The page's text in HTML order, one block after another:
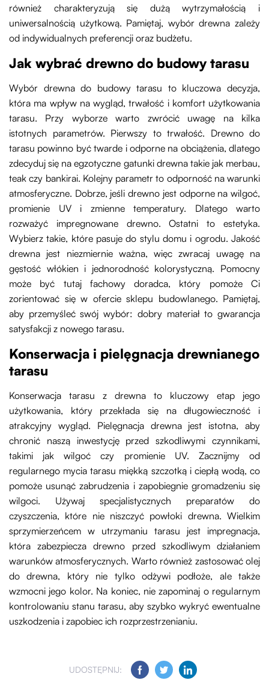
również charakteryzują się dużą wytrzymałością i
uniwersalnością użytkową. Pamiętaj, wybór drewna zależy
od indywidualnych preferencji oraz budżetu.
Jak wybrać drewno do budowy tarasu
Wybór drewna do budowy tarasu to kluczowa decyzja,
która ma wpływ na wygląd, trwałość i komfort użytkowania
tarasu. Przy wyborze warto zwrócić uwagę na kilka
istotnych parametrów. Pierwszy to trwałość. Drewno do
tarasu powinno być twarde i odporne na obciążenia, dlatego
zdecyduj się na egzotyczne gatunki drewna takie jak merbau,
teak czy bankirai. Kolejny parametr to odporność na warunki
atmosferyczne. Dobrze, jeśli drewno jest odporne na wilgoć,
promienie UV i zmienne temperatury. Dlatego warto
rozważyć impregnowane drewno. Ostatni to estetyka.
Wybierz takie, które pasuje do stylu domu i ogrodu. Jakość
drewna jest niezmiernie ważna, więc zwracaj uwagę na
gęstość włókien i jednorodność kolorystyczną. Pomocny
może być tutaj fachowy doradca, który pomoże Ci
zorientować się w ofercie sklepu budowlanego. Pamiętaj,
aby przemyśleć swój wybór: dobry materiał to gwarancja
satysfakcji z nowego tarasu.
Konserwacja i pielęgnacja drewnianego
tarasu
Konserwacja tarasu z drewna to kluczowy etap jego
użytkowania, który przekłada się na długowieczność i
atrakcyjny wygląd. Pielęgnacja drewna jest istotna, aby
chronić naszą inwestycję przed szkodliwymi czynnikami,
takimi jak wilgoć czy promienie UV. Zacznijmy od
regularnego mycia tarasu miękką szczotką i ciepłą wodą, co
pomoże usunąć zabrudzenia i zapobiegnie gromadzeniu się
wilgoci. Używaj specjalistycznych preparatów do
czyszczenia, które nie niszczyć powłoki drewna. Wielkim
sprzymierzeńcem w utrzymaniu tarasu jest impregnacja,
która zabezpiecza drewno przed szkodliwym działaniem
warunków atmosferycznych. Warto również zastosować olej
do drewna, który nie tylko odżywi podłoże, ale także
wzmocni jego kolor. Na koniec, nie zapominaj o regularnym
kontrolowaniu stanu tarasu, aby szybko wykryć ewentualne
uszkodzenia i zapobiec ich rozprzestrzenianiu.
UDOSTĘPNIJ: